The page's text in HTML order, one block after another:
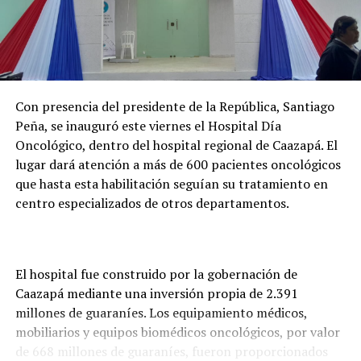
Con presencia del presidente de la República, Santiago
Peña, se inauguró este viernes el Hospital Día
Oncológico, dentro del hospital regional de Caazapá. El
lugar dará atención a más de 600 pacientes oncológicos
que hasta esta habilitación seguían su tratamiento en
centro especializados de otros departamentos.
El hospital fue construido por la gobernación de
Caazapá mediante una inversión propia de 2.391
millones de guaraníes. Los equipamiento médicos,
mobiliarios y equipos biomédicos oncológicos, por valor
de 668 millones de guaraníes, fueron proporcionados